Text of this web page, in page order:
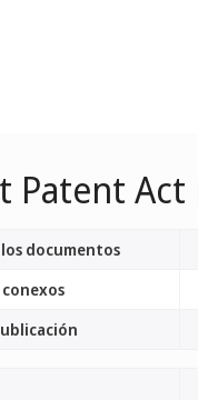
Patent
documentos